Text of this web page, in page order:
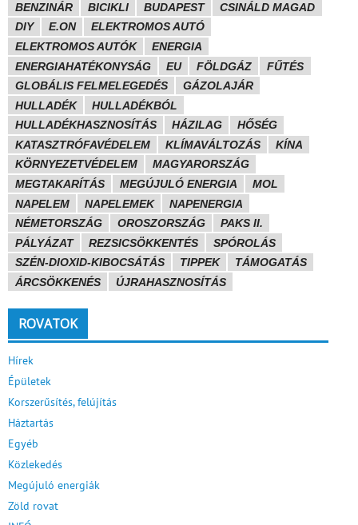
BENZINÁR
BICIKLI BUDAPEST
CSINÁLD MAGAD
DIY
E.ON
ELEKTROMOS AUTÓ
ELEKTROMOS AUTÓK
ENERGIA
ENERGIAHATÉKONYSÁG
EU FÖLDGÁZ
FŰTÉS
GLOBÁLIS FELMELEGEDÉS
GÁZOLAJÁR
HULLADÉK
HULLADÉKBÓL
HULLADÉKHASZNOSÍTÁS
HÁZILAG
HŐSÉG
KATASZTRÓFAVÉDELEM
KLÍMAVÁLTOZÁS
KÍNA
KÖRNYEZETVÉDELEM
MAGYARORSZÁG
MEGTAKARÍTÁS
MEGÚJULÓ ENERGIA
MOL
NAPELEM
NAPELEMEK
NAPENERGIA
NÉMETORSZÁG
OROSZORSZÁG
PAKS II.
PÁLYÁZAT
REZSICSÖKKENTÉS
SPÓROLÁS
SZÉN-DIOXID-KIBOCSÁTÁS
TIPPEK
TÁMOGATÁS
ÁRCSÖKKENÉS
ÚJRAHASZNOSÍTÁS
ROVATOK
Hírek
Épületek
Korszerűsítés, felújítás
Háztartás
Egyéb
Közlekedés
Megújuló energiák
Zöld rovat